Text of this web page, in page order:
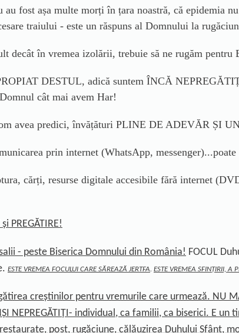
fost așa multe morți în țara noastră, că epidemia
traiului - este un răspuns al Domnului la
decât în vremea izolării, trebuie să ne rugăm pentru
DESTUL, adică suntem ÎNCĂ
cât mai avem Har!
avea predici, învățături PLINE DE ADEVĂR ȘI
prin internet (WhatsApp,
cărți, resurse digitale accesibile fără internet
PREGĂTIRE!
- peste Biserica Domnului din România! FOCUL
ESTE VREMEA FOCULUI CARE SĂREAZĂ JERTFA. ESTE VREMEA SFINȚIRII, A
creștinilor pentru vremurile care urmează. NU
NEPREGĂTIȚI- individual, ca familii, ca biserici. E
restaurate, post, rugăciune, călăuzirea Duhului